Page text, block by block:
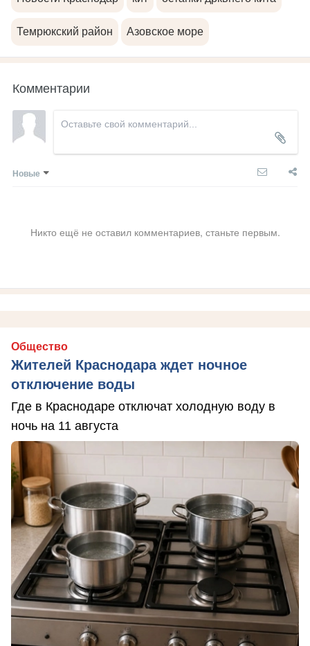
Темрюкский район Азовское море
Комментарии
Новые
Никто ещё не оставил комментариев, станьте первым.
Общество
Жителей Краснодара ждет ночное
отключение воды
Где в Краснодаре отключат холодную воду в
ночь на 11 августа